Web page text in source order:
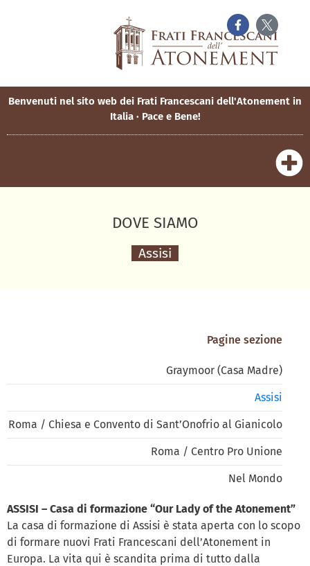
Benvenuti nel sito web dei Frati Francescani dell'Atonement in
Italia · Pace e Bene!
DOVE SIAMO
Assisi
Pagine sezione
Graymoor (Casa Madre)
Assisi
Roma / Chiesa e Convento di Sant’Onofrio al Gianicolo
Roma / Centro Pro Unione
Nel Mondo
ASSISI – Casa di formazione “Our Lady of the Atonement”
La casa di formazione di Assisi è stata aperta con lo scopo
di formare nuovi Frati Francescani dell’Atonement in
Europa. La vita qui è scandita prima di tutto dalla